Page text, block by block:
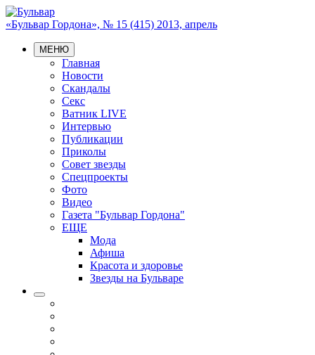
«Бульвар Гордона», № 15 (415) 2013, апрель
МЕНЮ
Главная
Новости
Скандалы
Секс
Ватник LIVE
Интервью
Публикации
Приколы
Совет звезды
Спецпроекты
Фото
Видео
Газета "Бульвар Гордона"
ЕЩЕ
Мода
Афиша
Красота и здоровье
Звезды на Бульваре